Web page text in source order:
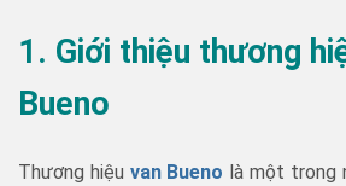
1. Giới thiệu thương
Bueno
Thương hiệu van Bueno là một trong